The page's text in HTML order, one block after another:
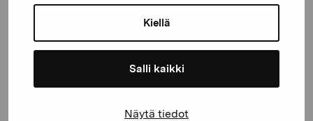
Kiellä
Salli kaikki
Näytä tiedot
Gustav Wasas gata 11
proartibus@proartibus.fi